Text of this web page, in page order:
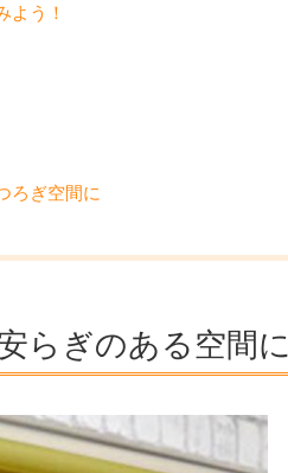
よう！
ろぎ空間に
らぎのある空間に